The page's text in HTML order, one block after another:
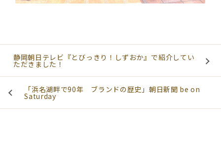
静岡朝日テレビ『とびっきり！しずおか』で紹介してい
ただきました！
「浜名湖畔で90年 ブランドの歴史」朝日新聞 be on
Saturday